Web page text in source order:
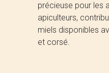
précieuse pour les
apiculteurs,
miels disponibles
et corsé.